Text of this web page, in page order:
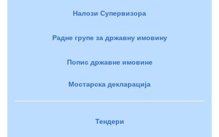
Налози Супервизора
Радне групе за државну имовину
Попис државне имовине
Мостарска декларација
Тендери